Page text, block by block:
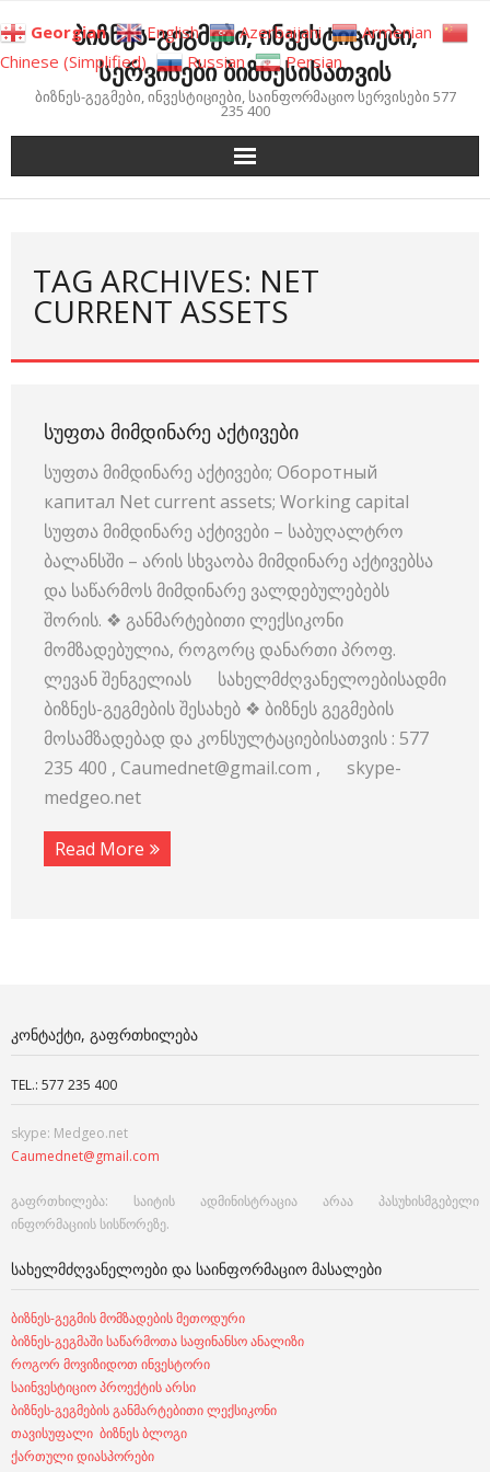
to
content
ბიზნეს-გეგმები, ინვესტიციები,
სერვისები ბიზნესისათვის
ბიზნეს-გეგმები, ინვესტიციები, საინფორმაციო სერვისები 577
235 400
TAG ARCHIVES: NET
CURRENT ASSETS
ᲡᲣᲤᲗᲐ ᲛᲘᲛᲓᲘᲜᲐᲠᲔ ᲐᲥᲢᲘᲕᲔᲑᲘ
სუფთა მიმდინარე აქტივები; Оборотный
капитал Net current assets; Working capital
სუფთა მიმდინარე აქტივები – საბუღალტრო
ბალანსში – არის სხვაობა მიმდინარე აქტივებსა
და საწარმოს მიმდინარე ვალდებულებებს
შორის. ❖ განმარტებითი ლექსიკონი
მომზადებულია, როგორც დანართი პროფ.
ლევან შენგელიას სახელმძღვანელოებისადმი
ბიზნეს-გეგმების შესახებ ❖ ბიზნეს გეგმების
მოსამზადებად და კონსულტაციებისათვის : 577
235 400 , Caumednet@gmail.com , skype-
medgeo.net
Read More
ᲙᲝᲜᲢᲐᲥᲢᲘ, ᲒᲐᲤᲠᲗᲮᲘᲚᲔᲑᲐ
TEL.: 577 235 400
skype: Medgeo.net
Caumednet@gmail.com
გაფრთხილება: საიტის ადმინისტრაცია არაა პასუხისმგებელი
ინფორმაციის სისწორეზე.
ᲡᲐᲮᲔᲚᲛᲫᲦᲕᲐᲜᲔᲚᲝᲔᲑᲘ ᲓᲐ ᲡᲐᲘᲜᲤᲝᲠᲛᲐᲪᲘᲝ ᲛᲐᲡᲐᲚᲔᲑᲘ
ბიზნეს-გეგმის მომზადების მეთოდური
ბიზნეს-გეგმაში საწარმოთა საფინანსო ანალიზი
როგორ მოვიზიდოთ ინვესტორი
საინვესტიციო პროექტის არსი
ბიზნეს-გეგმების განმარტებითი ლექსიკონი
თავისუფალი ბიზნეს ბლოგი
ქართული დიასპორები
Georgian English Azerbaijani
Armenian
Chinese (Simplified)
Russian Persian